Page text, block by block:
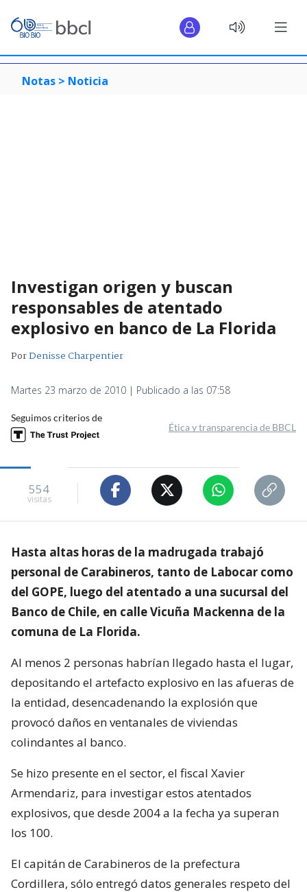
Notas > Noticia
Investigan origen y buscan
responsables de atentado
explosivo en banco de La Florida
PorDenisse Charpentier
Martes 23 marzo de 2010 | Publicado a las 07:58
Seguimos criterios de
Ética y transparencia de BBCL
554
visitas
Hasta altas horas de la madrugada trabajó
personal de Carabineros, tanto de Labocar como
del GOPE, luego del atentado a una sucursal del
Banco de Chile, en calle Vicuña Mackenna de la
comuna de La Florida.
Al menos 2 personas habrían llegado hasta el lugar,
depositando el artefacto explosivo en las afueras de
la entidad, desencadenando la explosión que
provocó daños en ventanales de viviendas
colindantes al banco.
Se hizo presente en el sector, el fiscal Xavier
Armendariz, para investigar estos atentados
explosivos, que desde 2004 a la fecha ya superan
los 100.
El capitán de Carabineros de la prefectura
Cordillera, sólo entregó datos generales respeto del